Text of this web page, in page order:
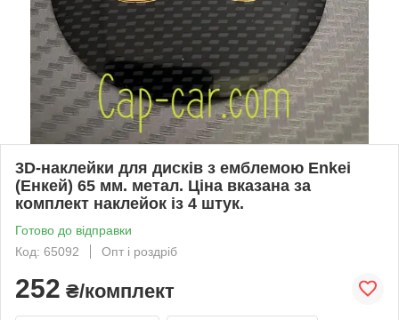
3D-наклейки для дисків з емблемою Enkei
(Енкей) 65 мм. метал. Ціна вказана за
комплект наклейок із 4 штук.
Готово до відправки
Код: 65092
Опт і роздріб
252 ₴/комплект